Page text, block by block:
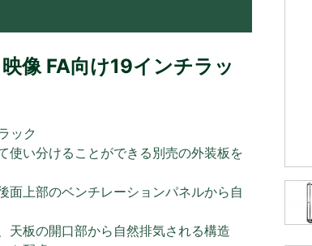
像 FA向け19インチラッ
ック
い分けることができる別売の外装板を
上部のベンチレーションパネルから自
板の開口部から自然排気される構造